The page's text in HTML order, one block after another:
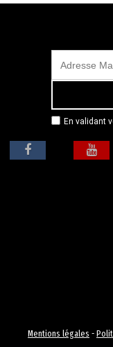
En validant
adresse
politique de
Mentions légales -